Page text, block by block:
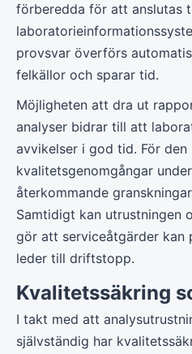
förberedda för att anslutas
provsvar överförs
felkällor och sparar tid.
Möjligheten att dra ut
analyser bidrar till att
avvikelser i god tid. För
kvalitetsgenomgångar
återkommande
Samtidigt kan utrustningen
gör att serviceåtgärder kan
leder till driftstopp.
Kvalitetssäkring
I takt med att
självständig har